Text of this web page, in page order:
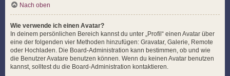
Nach oben
Wie verwende ich einen Avatar?
In deinem persönlichen Bereich kannst du unter „Profil“ einen Avatar über
eine der folgenden vier Methoden hinzufügen: Gravatar, Galerie, Remote
oder Hochladen. Die Board-Administration kann bestimmen, ob und wie
die Benutzer Avatare benutzen können. Wenn du keinen Avatar benutzen
kannst, solltest du die Board-Administration kontaktieren.